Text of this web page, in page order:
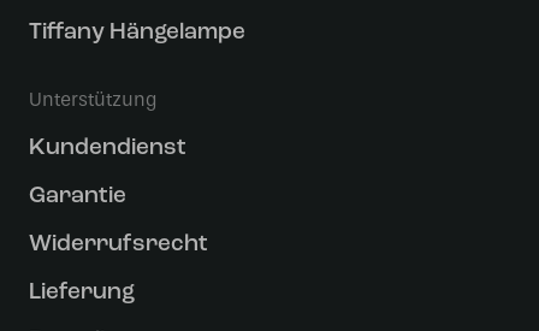
Tiffany Hängelampe
Unterstützung
Kundendienst
Garantie
Widerrufsrecht
Lieferung